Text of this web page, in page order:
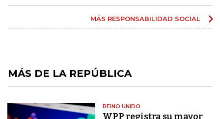
MÁS RESPONSABILIDAD SOCIAL
MÁS DE LA REPÚBLICA
REINO UNIDO
WPP registra su mayor